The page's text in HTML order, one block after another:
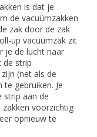
is dat je
de vacuümzakken
zak door de zak
up vacuümzak zit
je de lucht naar
de strip
(net als de
gebruiken. Je
strip aan de
zakken voorzichtig
opnieuw te